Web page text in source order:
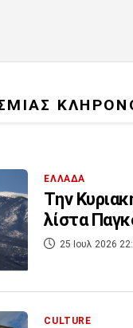
ΕΛΛΑΔΑ
Την
λίστα
25 Ιουλ 2026
CULTURE